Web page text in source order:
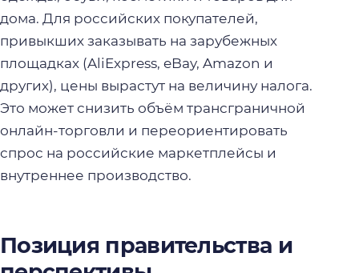
дома. Для российских покупателей,
привыкших заказывать на зарубежных
площадках (AliExpress, eBay, Amazon и
других), цены вырастут на величину налога.
Это может снизить объём трансграничной
онлайн-торговли и переориентировать
спрос на российские маркетплейсы и
внутреннее производство.
Позиция правительства и